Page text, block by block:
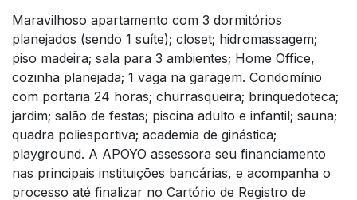
Maravilhoso apartamento com 3 dormitórios
planejados (sendo 1 suíte); closet; hidromassagem;
piso madeira; sala para 3 ambientes; Home Office,
cozinha planejada; 1 vaga na garagem. Condomínio
com portaria 24 horas; churrasqueira; brinquedoteca;
jardim; salão de festas; piscina adulto e infantil; sauna;
quadra poliesportiva; academia de ginástica;
playground. A APOYO assessora seu financiamento
nas principais instituições bancárias, e acompanha o
processo até finalizar no Cartório de Registro de